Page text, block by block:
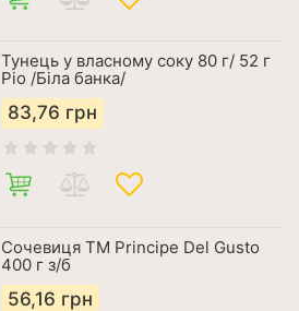
Тунець у власному соку 80 г/ 52 г
Ріо /Біла банка/
83,76 грн
Сочевиця ТМ Principe Del Gusto
400 г з/б
56,16 грн